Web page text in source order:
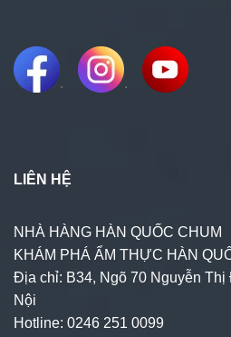
. .
LIÊN HỆ
NHÀ HÀNG HÀN QUỐC CHUM
KHÁM PHÁ ẨM THỰC HÀN
Địa chỉ: B34, Ngõ 70 Nguyễn
Nội
Hotline: 0246 251 0099